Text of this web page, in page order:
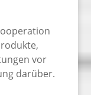
vor
darüber.